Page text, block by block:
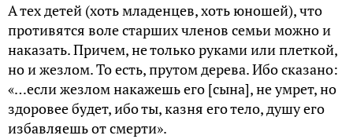
А тех детей (хоть младенцев, хоть юношей), что
противятся воле старших членов семьи можно и
наказать. Причем, не только руками или плеткой,
но и жезлом. То есть, прутом дерева. Ибо сказано:
«…если жезлом накажешь его [сына], не умрет, но
здоровее будет, ибо ты, казня его тело, душу его
избавляешь от смерти».